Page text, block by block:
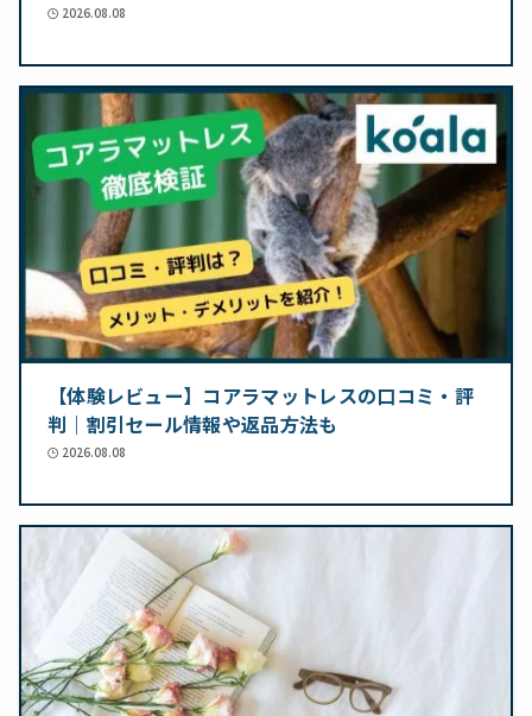
2026.08.08
【体験レビュー】コアラマットレスの口コミ・評
判｜割引セール情報や返品方法も
2026.08.08